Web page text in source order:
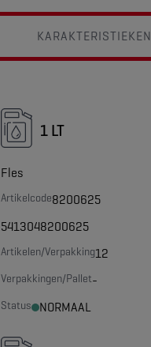
KARAKTERISTIEKEN
1 LT
Fles
Artikelcode8200625
5413048200625
Artikelen/Verpakking12
Verpakkingen/Pallet-
Status NORMAAL